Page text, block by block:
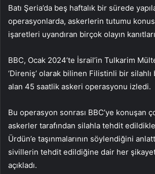
Batı Şeria’da beş haftalık bir sürede
operasyonlarda, askerlerin tutumu
işaretleri uyandıran birçok olayın
BBC, Ocak 2024’te İsrail’in Tulkarim
‘Direniş’ olarak bilinen Filistinli bir
alan 45 saatlik askeri operasyonu izledi.
Bu operasyon sonrası BBC’ye konuşan
askerler tarafından silahla tehdit
Ürdün’e taşınmalarının söylendiğini
sivillerin tehdit edildiğine dair her
açıkladı.